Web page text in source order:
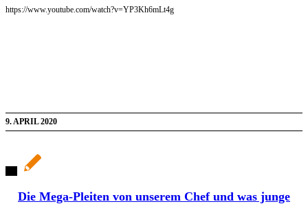
https://www.youtube.com/watch?v=YP3Kh6mLt4g
9. APRIL 2020
Die Mega-Pleiten von unserem Chef und was junge